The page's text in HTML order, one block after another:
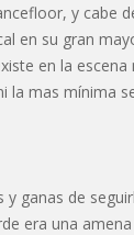
y cabe
en su gran
en la escena
la mas mínima
y ganas de
era una